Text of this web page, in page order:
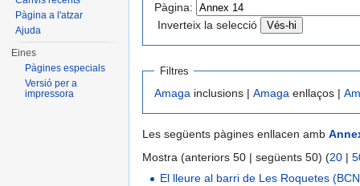
Pàgina:
Inverteix la selecció
Filtres
Amaga inclusions | Amaga enllaços |
Les següents pàgines enllacen amb
Mostra (anteriors 50 | següents 50) (20 |
El lleure al barri de Les Roquetes
Pàgina a l'atzar
Ajuda
Eines
Pàgines especials
Versió per a
impressora